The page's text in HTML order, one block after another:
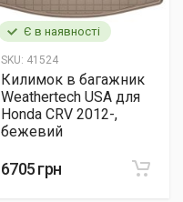
Є в наявності
SKU: 41524
Килимок в багажник
Weathertech USA для
Honda CRV 2012-,
бежевий
6705 грн